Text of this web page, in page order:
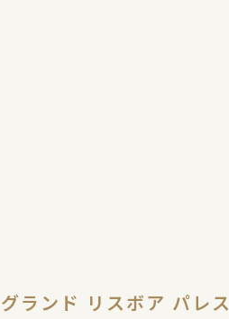
グランド リスボア パレス